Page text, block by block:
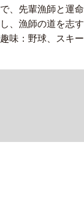
で、先輩漁師と運
し、漁師の道を志す
趣味：野球、スキー